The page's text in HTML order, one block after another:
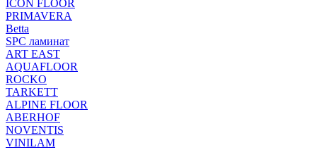
ICON FLOOR
PRIMAVERA
Betta
SPC ламинат
ART EAST
AQUAFLOOR
ROCKO
TARKETT
ALPINE FLOOR
ABERHOF
NOVENTIS
VINILAM